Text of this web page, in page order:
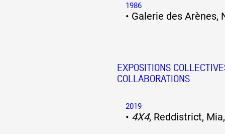
Collection vidéos
1986
• Galerie des Arènes,
EXPOSITIONS
COLLABORATIONS
2019
• 4X4, Reddistrict,